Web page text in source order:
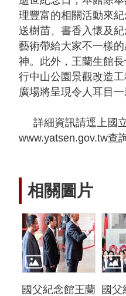
告
及
資
訊
安
全
政
著
彙
理豐富的相關活動來
送樹苗、書香入懷及
藝術帶給大家不一樣
神。此外，王蘭生館
行中山公園景觀改造
廣場將呈現令人耳目一
詳細資訊請逕上國
www.yatsen.gov.tw查詢
相關圖片
國父紀念館王蘭 國父